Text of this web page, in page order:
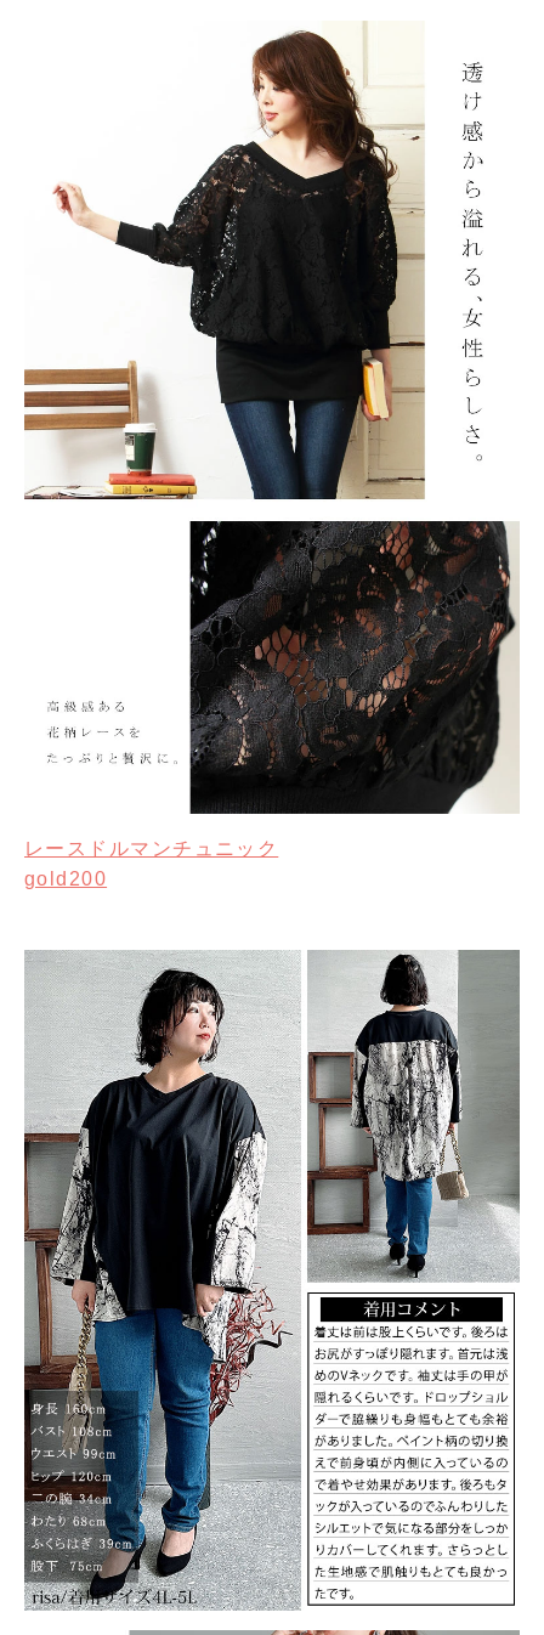
レースドルマンチュニック
gold200